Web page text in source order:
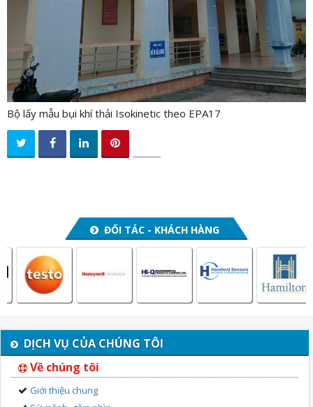
Bộ lấy mẫu bụi khí thải Isokinetic theo EPA17
ĐỐI TÁC - KHÁCH HÀNG
DỊCH VỤ CỦA CHÚNG TÔI
Về chúng tôi
Giới thiệu chung